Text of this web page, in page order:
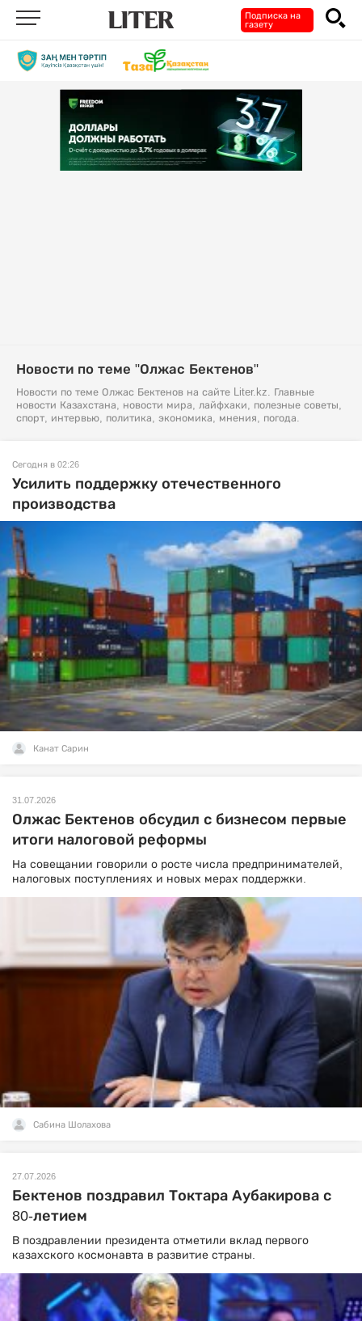
Подписка на
газету
Новости по теме "Олжас Бектенов"
Новости по теме Олжас Бектенов на сайте Liter.kz. Главные
новости Казахстана, новости мира, лайфхаки, полезные советы,
спорт, интервью, политика, экономика, мнения, погода.
Сегодня в 02:26
Усилить поддержку отечественного
производства
Канат Сарин
31.07.2026
Олжас Бектенов обсудил с бизнесом первые
итоги налоговой реформы
На совещании говорили о росте числа предпринимателей,
налоговых поступлениях и новых мерах поддержки.
Сабина Шолахова
27.07.2026
Бектенов поздравил Токтара Аубакирова с
80-летием
В поздравлении президента отметили вклад первого
казахского космонавта в развитие страны.